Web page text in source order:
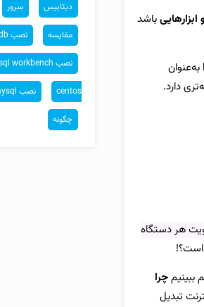
ابزارهاییباشد
به‌عنوان
دارد.
هر دستگاه
است؟!
چرا
تبدیل
دیتابیس سرور
مقایسه نصب mariadb
نصب mysql workbench
centos نصب mysql در لینوکس
چگونه